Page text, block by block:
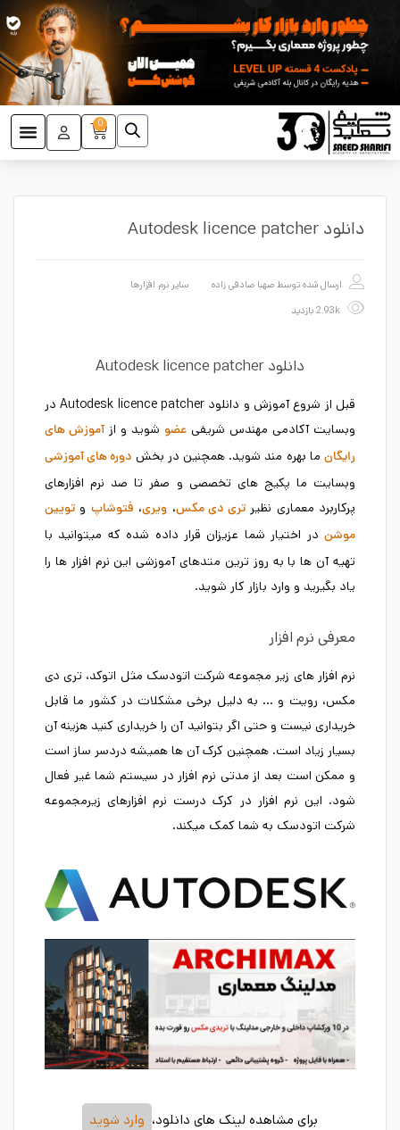
0
دانلود Autodesk licence patcher
ارسال شده توسط صهبا صادقی زاده
سایر نرم افزارها
دانلود Autodesk licence patcher
قبل از شروع آموزش و دانلود Autodesk licence patcher در
وبسایت آکادمی مهندس شریفی عضو شوید و ازآموزش های
رایگانما بهره مند شوید. همچنین در بخش دوره های آموزشی
وبسایت ما پکیج های تخصصی و صفر تا صد نرم افزارهای
پرکاربرد معماری نظیرتری دی مکس، ویری، فتوشاپ و تویین
موشن در اختیار شما عزیزان قرار داده شده که میتوانید با
تهیه آن ها با به روز ترین متدهای آموزشی این نرم افزار ها را
یاد بگیرید و وارد بازار کار شوید.
معرفی نرم افزار
نرم افزار های زیر مجموعه شرکت اتودسک مثل اتوکد، تری دی
مکس، رویت و … به دلیل برخی مشکلات در کشور ما قابل
خریداری نیست و حتی اگر بتوانید آن را خریداری کنید هزینه آن
بسیار زیاد است. همچنین کرک آن ها همیشه دردسر ساز است
و ممکن است بعد از مدتی نرم افزار در سیستم شما غیر فعال
شود. این نرم افزار در کرک درست نرم افزارهای زیرمجموعه
شرکت اتودسک به شما کمک میکند.
برای مشاهده لینک های دانلود، وارد شوید